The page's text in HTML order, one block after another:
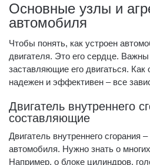
Основные узлы и
автомобиля
Чтобы понять, как устроен
двигателя. Это его сердце.
заставляющие его двигаться. Как
надежен и эффективен – все
Двигатель внутреннего
составляющие
Двигатель внутреннего сгорания
автомобиля. Нужно знать о
Например, о блоке цилиндров,